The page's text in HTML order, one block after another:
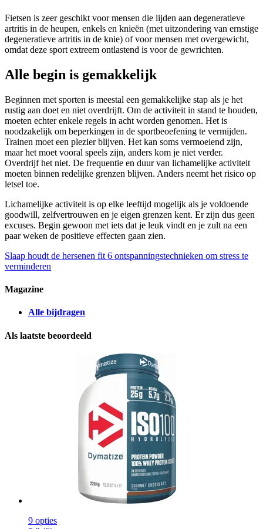
Fietsen is zeer geschikt voor mensen die lijden aan degeneratieve
artritis in de heupen, enkels en knieën (met uitzondering van ernstige
degeneratieve artritis in de knie) of voor mensen met overgewicht,
omdat deze sport extreem ontlastend is voor de gewrichten.
Alle begin is gemakkelijk
Beginnen met sporten is meestal een gemakkelijke stap als je het
rustig aan doet en niet overdrijft. Om de activiteit in stand te houden,
moeten echter enkele regels in acht worden genomen. Het is
noodzakelijk om beperkingen in de sportbeoefening te vermijden.
Trainen moet een plezier blijven. Het kan soms vermoeiend zijn,
maar het moet vooral speels zijn, anders kom je niet verder.
Overdrijf het niet. De frequentie en duur van lichamelijke activiteit
moeten binnen redelijke grenzen blijven. Anders neemt het risico op
letsel toe.
Lichamelijke activiteit is op elke leeftijd mogelijk als je voldoende
goodwill, zelfvertrouwen en je eigen grenzen kent. Er zijn dus geen
excuses. Begin gewoon met iets dat je leuk vindt en je zult na een
paar weken de positieve effecten gaan zien.
Slaap houdt de hersenen fit 6 ontspanningstechnieken om stress te
verminderen
Magazine
Alle bijdragen
Als laatste beoordeeld
9 opties